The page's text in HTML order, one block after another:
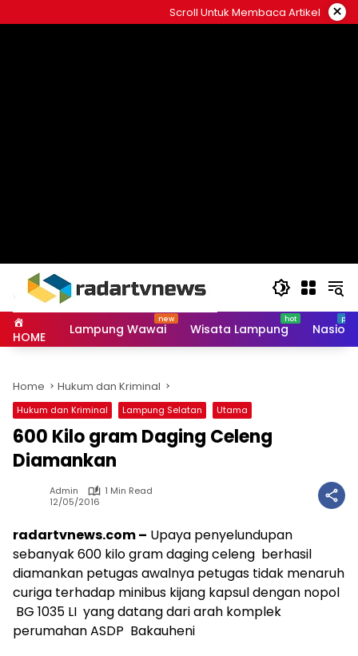
to
Scroll Untuk Membaca Artikel ×
HOME Lampung Wawai Wisata Lampung
Home Hukum dan Kriminal
Hukum dan Kriminal Lampung Selatan Utama
600 Kilo gram Daging Celeng
Diamankan
Admin
1 Min Read
12/05/2016
radartvnews.com – Upaya penyelundupan
sebanyak 600 kilo gram daging celeng berhasil
diamankan petugas awalnya petugas tidak menaruh
curiga terhadap minibus kijang kapsul dengan nopol
BG 1035 LI yang datang dari arah komplek
perumahan ASDP Bakauheni